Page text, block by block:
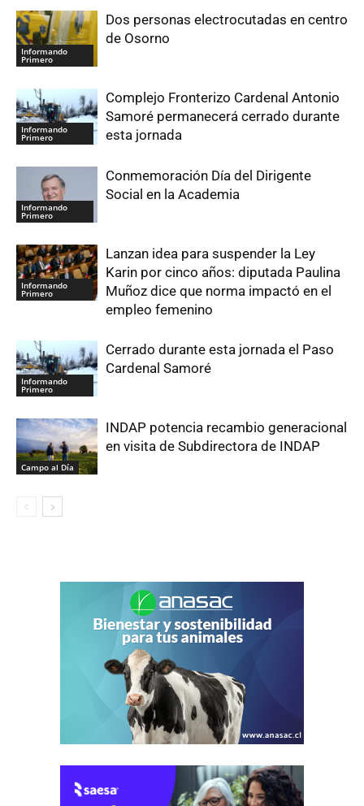
Informando
Primero
Dos personas electrocutadas en centro
de Osorno
Informando
Primero
Complejo Fronterizo Cardenal Antonio
Samoré permanecerá cerrado durante
esta jornada
Informando
Primero
Conmemoración Día del Dirigente
Social en la Academia
Informando
Primero
Lanzan idea para suspender la Ley
Karin por cinco años: diputada Paulina
Muñoz dice que norma impactó en el
empleo femenino
Informando
Primero
Cerrado durante esta jornada el Paso
Cardenal Samoré
Campo al Día
INDAP potencia recambio generacional
en visita de Subdirectora de INDAP